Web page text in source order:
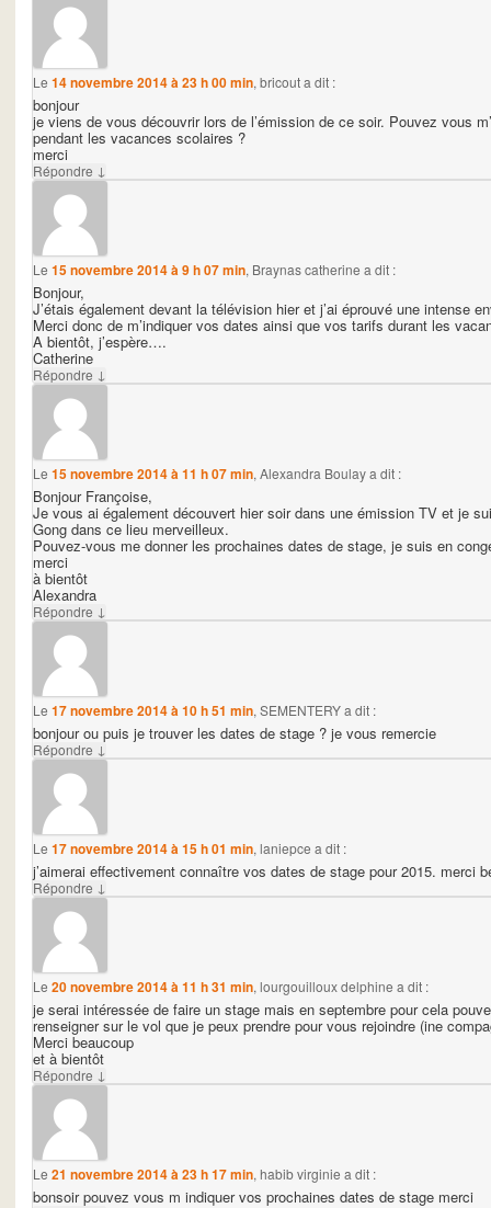
Le 14 novembre 2014 à 23 h 00 min, bricouta dit :
bonjour
je viens de vous découvrir lors de l’émission de ce soir. Pouvez vous
pendant les vacances scolaires ?
merci
Répondre ↓
Le 15 novembre 2014 à 9 h 07 min, Braynas catherine a dit :
Bonjour,
J’étais également devant la télévision hier et j’ai éprouvé une intense
Merci donc de m’indiquer vos dates ainsi que vos tarifs durant les
A bientôt, j’espère….
Catherine
Répondre ↓
Le 15 novembre 2014 à 11 h 07 min, Alexandra Boulaya dit :
Bonjour Françoise,
Je vous ai également découvert hier soir dans une émission TV et je
Gong dans ce lieu merveilleux.
Pouvez-vous me donner les prochaines dates de stage, je suis en
merci
à bientôt
Alexandra
Répondre ↓
Le 17 novembre 2014 à 10 h 51 min, SEMENTERYa dit :
bonjour ou puis je trouver les dates de stage ? je vous remercie
Répondre ↓
Le 17 novembre 2014 à 15 h 01 min, laniepce a dit :
j’aimerai effectivement connaître vos dates de stage pour 2015. merci
Répondre ↓
Le 20 novembre 2014 à 11 h 31 min, lourgouilloux delphine a dit :
je serai intéressée de faire un stage mais en septembre pour cela
renseigner sur le vol que je peux prendre pour vous rejoindre (ine
Merci beaucoup
et à bientôt
Répondre ↓
Le 21 novembre 2014 à 23 h 17 min, habib virginie a dit :
bonsoir pouvez vous m indiquer vos prochaines dates de stage merci